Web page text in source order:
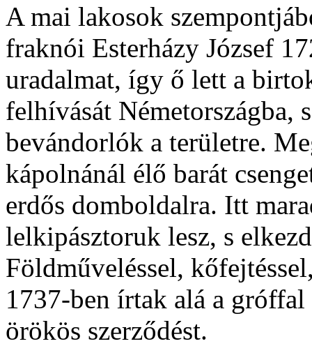
A mai lakosok
fraknói Esterházy József
uradalmat, így ő lett a
felhívását Németországba,
bevándorlók a területre.
kápolnánál élő barát
erdős domboldalra. Itt
lelkipásztoruk lesz, s
Földműveléssel,
1737-ben írtak alá a
örökös szerződést.